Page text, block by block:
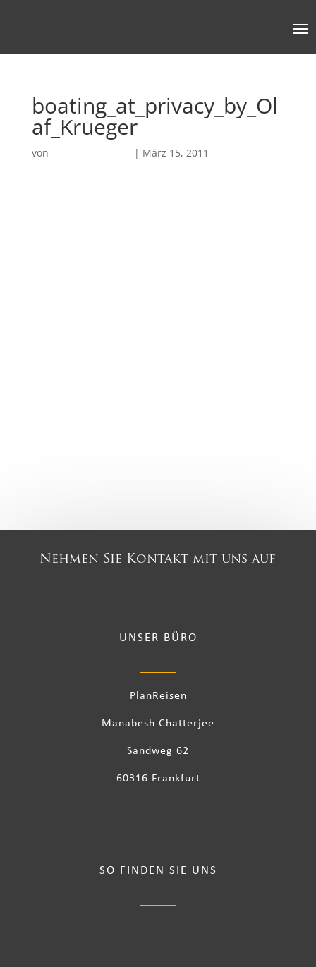
boating_at_privacy_by_Ol
af_Krueger
von | März 15, 2011
Nehmen Sie Kontakt mit uns auf
UNSER BÜRO
PlanReisen
Manabesh Chatterjee
Sandweg 62
60316 Frankfurt
SO FINDEN SIE UNS